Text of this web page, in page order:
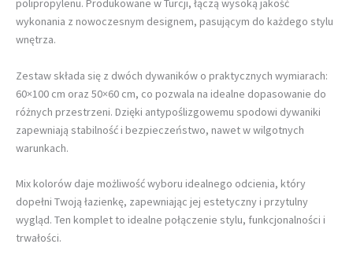
polipropylenu. Produkowane w Turcji, łączą wysoką jakość
wykonania z nowoczesnym designem, pasującym do każdego stylu
wnętrza.
Zestaw składa się z dwóch dywaników o praktycznych wymiarach:
60×100 cm oraz 50×60 cm, co pozwala na idealne dopasowanie do
różnych przestrzeni. Dzięki antypoślizgowemu spodowi dywaniki
zapewniają stabilność i bezpieczeństwo, nawet w wilgotnych
warunkach.
Mix kolorów daje możliwość wyboru idealnego odcienia, który
dopełni Twoją łazienkę, zapewniając jej estetyczny i przytulny
wygląd. Ten komplet to idealne połączenie stylu, funkcjonalności i
trwałości.